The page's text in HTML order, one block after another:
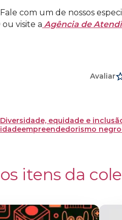
com um de nossos
visite a Agência de
Avaliar
Diversidade, equidade e
empreendedorismo negro
itens da